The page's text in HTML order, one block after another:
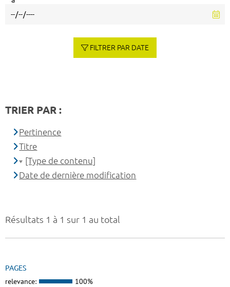
Résultats 1 à 1 sur 1 au total
PAGES
relevance: 100%
FILTRER PAR DATE
TRIER PAR :
Pertinence
Titre
[Type de contenu]
Date de dernière modification